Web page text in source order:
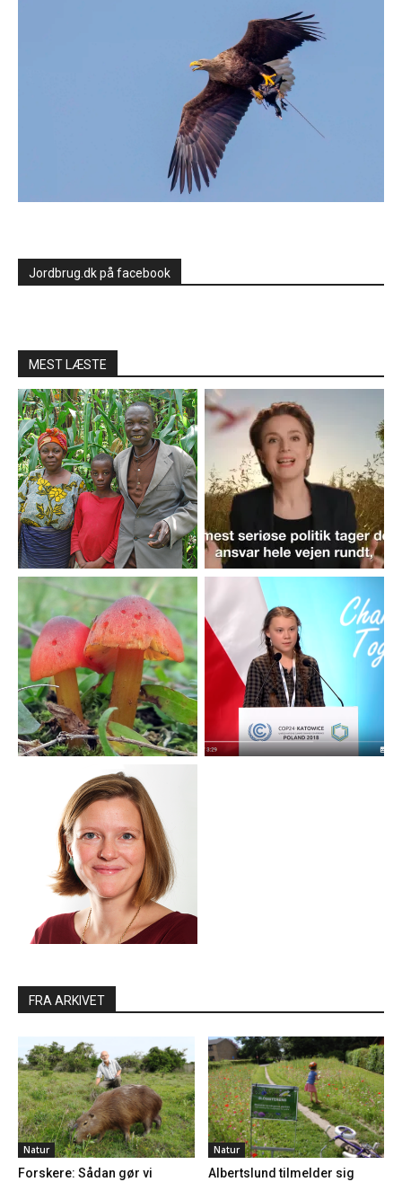
Jordbrug.dk på facebook
MEST LÆSTE
FRA ARKIVET
Natur
Forskere: Sådan gør vi
Natur
Albertslund tilmelder sig